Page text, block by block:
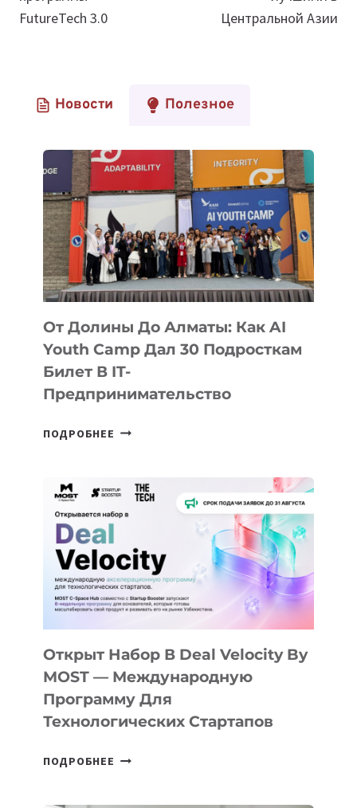
FutureTech 3.0
Центральной Азии
Новости Полезное
От Долины До Алматы: Как AI
Youth Camp Дал 30 Подросткам
Билет В IT-
Предпринимательство
ПОДРОБНЕЕ ОТ
АЛМАТЫ:
КАК
AI
YOUTH
CAMP
ДАЛ
30
ПОДРОСТКАМ
БИЛЕТ
В
ПРЕДПРИНИМАТЕЛЬСТВО
Открыт Набор В Deal Velocity By
MOST — Международную
Программу Для
Технологических Стартапов
ПОДРОБНЕЕ ОТКРЫТ